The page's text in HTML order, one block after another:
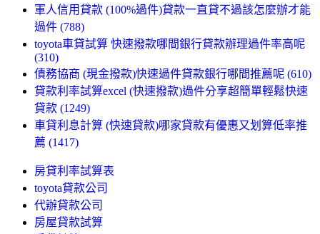
軍人信用貸款 (100%過件)貸款一直貸不過該怎麼辦才能
過件 (788)
toyota車貸試算 快速撥款哪間銀行貸款辦理過件率高呢
(310)
債務協商 (現金撥款)快速過件貸款銀行哪間推薦呢 (610)
貸款利率試算excel (快速撥款)過件分享超簡單輕鬆快速
貸款 (1249)
車貸利息計算 (快速貸款)哪家貸款有優惠又划算低率推
薦 (1417)
房貸利率試算表
toyota貸款公司
代辦貸款公司
房屋貸款試算